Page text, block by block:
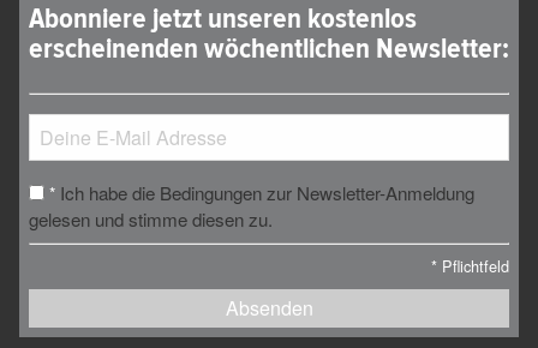
Abonniere jetzt unseren kostenlos
erscheinenden wöchentlichen Newsletter:
* Ich habe die Bedingungen zur Newsletter-Anmeldung
gelesen und stimme diesen zu.
* Pflichtfeld
Absenden